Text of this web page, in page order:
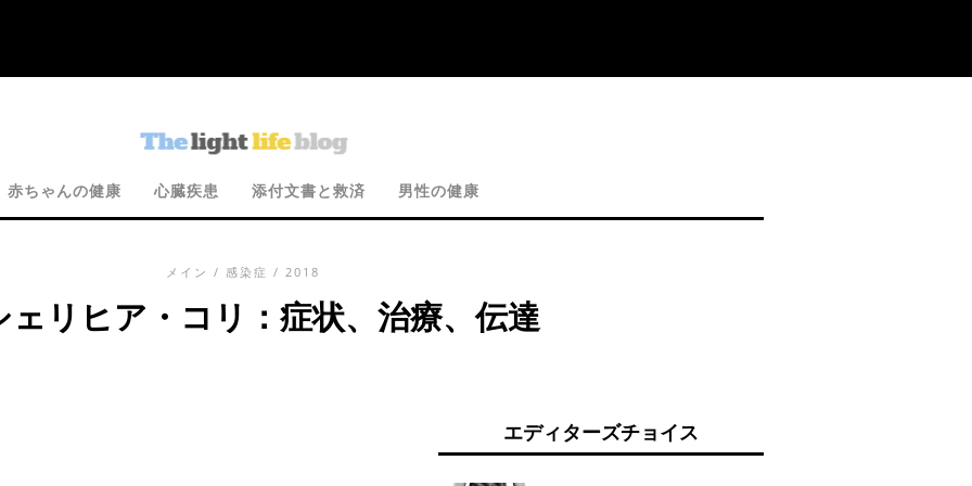
赤ちゃんの健康 心臓疾患 添付文書と救済 男性の健康
メイン / 感染症 / 2018
ェリヒア・コリ：症状、治療、伝達
エディターズチョイス